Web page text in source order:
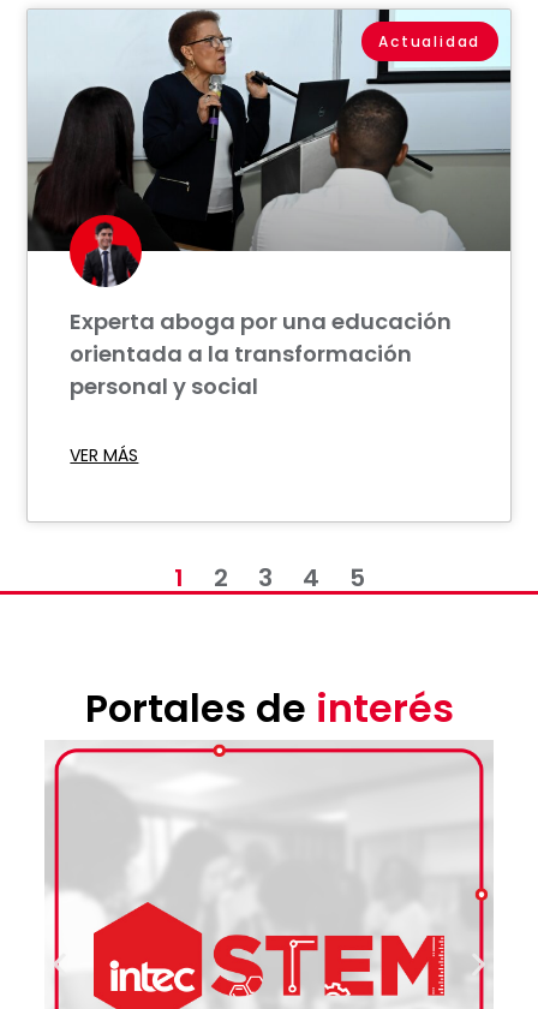
Actualidad
Experta aboga por una educación
orientada a la transformación
personal y social
VER MÁS
1 2 3 4 5
Portales de interés